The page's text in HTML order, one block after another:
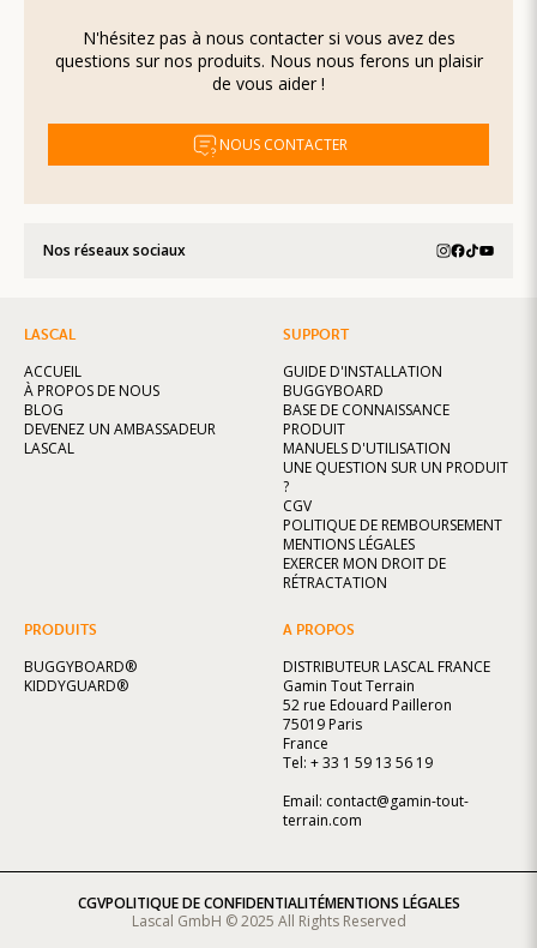
N'hésitez pas à nous contacter si vous avez des
questions sur nos produits. Nous nous ferons un plaisir
de vous aider !
NOUS CONTACTER
Nos réseaux sociaux
LASCAL
ACCUEIL
À PROPOS DE NOUS
BLOG
DEVENEZ UN AMBASSADEUR
LASCAL
PRODUITS
BUGGYBOARD®
KIDDYGUARD®
SUPPORT
GUIDE D'INSTALLATION
BUGGYBOARD
BASE DE CONNAISSANCE
PRODUIT
MANUELS D'UTILISATION
UNE QUESTION SUR UN PRODUIT
?
CGV
POLITIQUE DE REMBOURSEMENT
MENTIONS LÉGALES
EXERCER MON DROIT DE
RÉTRACTATION
A PROPOS
DISTRIBUTEUR LASCAL FRANCE
Gamin Tout Terrain
52 rue Edouard Pailleron
75019 Paris
France
Tel: + 33 1 59 13 56 19
Email: contact@gamin-tout-
terrain.com
Lascal GmbH © 2025 All Rights Reserved
CGVPOLITIQUE DE CONFIDENTIALITÉMENTIONS LÉGALES